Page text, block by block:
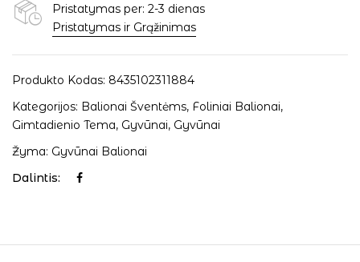
Pristatymas per: 2-3 dienas
Pristatymas ir Grąžinimas
Produkto Kodas: 8435102311884
Kategorijos: Balionai Šventėms, Foliniai Balionai,
Gimtadienio Tema, Gyvūnai, Gyvūnai
Žyma: Gyvūnai Balionai
Dalintis: